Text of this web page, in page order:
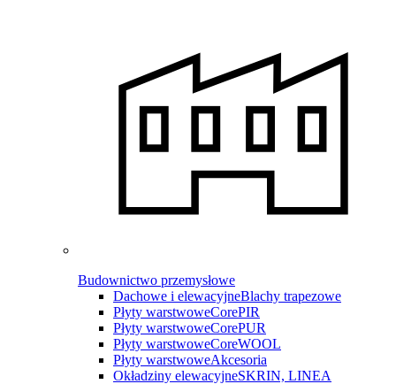
Budownictwo przemysłowe
Dachowe i elewacyjneBlachy trapezowe
Płyty warstwoweCorePIR
Płyty warstwoweCorePUR
Płyty warstwoweCoreWOOL
Płyty warstwoweAkcesoria
Okładziny elewacyjneSKRIN, LINEA